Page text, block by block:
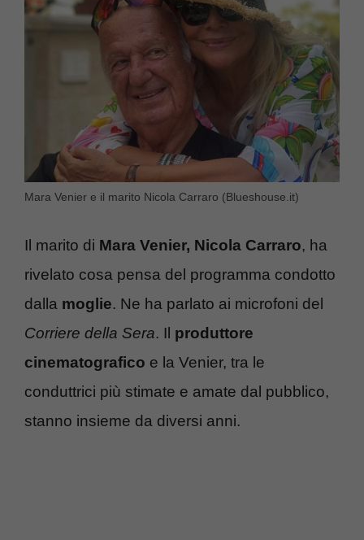
Mara Venier e il marito Nicola Carraro (Blueshouse.it)
Il marito di Mara Venier, Nicola Carraro, ha
rivelato cosa pensa del programma condotto
dalla moglie. Ne ha parlato ai microfoni del
Corriere della Sera. Il produttore
cinematografico e la Venier, tra le
conduttrici più stimate e amate dal pubblico,
stanno insieme da diversi anni.